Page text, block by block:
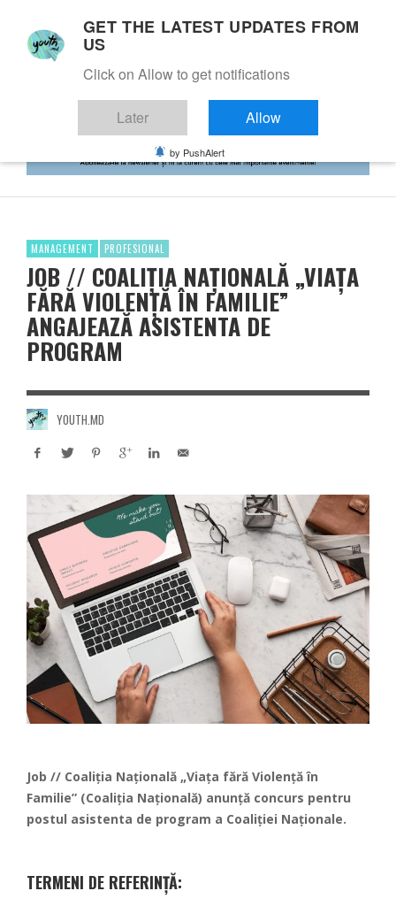
MANAGEMENT PROFESIONAL
JOB // COALIȚIA NAȚIONALĂ „VIAȚA
FĂRĂ VIOLENȚĂ ÎN FAMILIE”
ANGAJEAZĂ ASISTENTA DE
PROGRAM
YOUTH.MD
Job // Coaliția Națională „Viața fără Violență în
Familie” (Coaliția Națională) anunţă concurs pentru
postul asistenta de program a Coaliției Naționale.
TERMENI DE REFERINȚĂ:
GET THE LATEST UPDATES FROM
US
Click on Allow to get notifications
Later Allow
by PushAlert